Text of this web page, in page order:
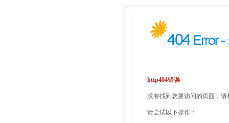
http404错误
没有找到您要访问的页面，
请尝试以下操作：